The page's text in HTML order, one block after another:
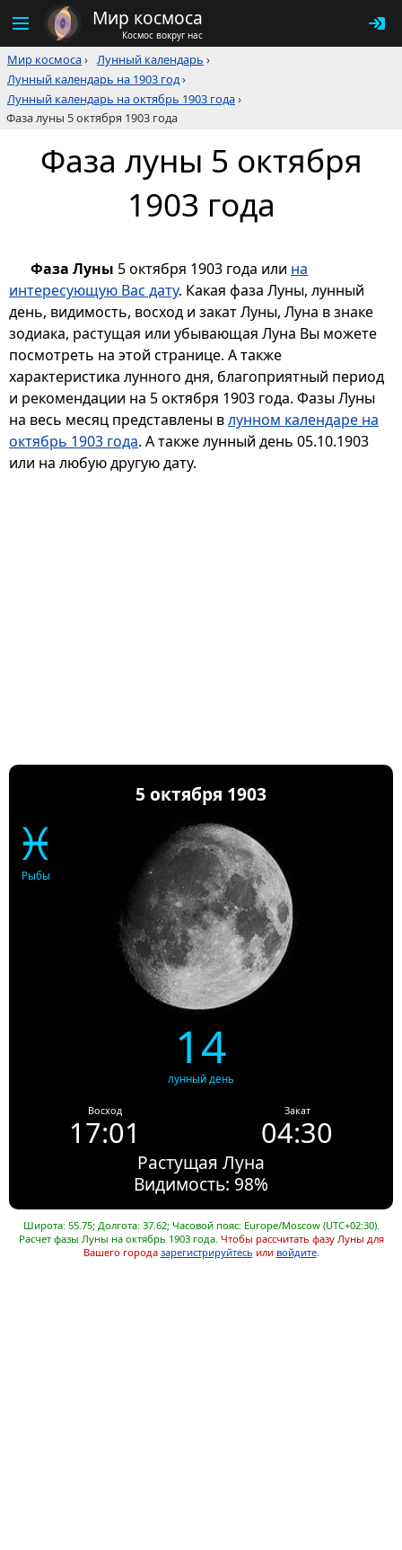
Мир космоса
Космос вокруг нас
Мир космоса› Лунный календарь ›
Лунный календарь на 1903 год›
Лунный календарь на октябрь 1903 года›
Фаза луны 5 октября 1903 года
Фаза луны 5 октября
1903 года
Фаза Луны 5 октября 1903 года или на
интересующую Вас дату. Какая фаза Луны, лунный
день, видимость, восход и закат Луны, Луна в знаке
зодиака, растущая или убывающая Луна Вы можете
посмотреть на этой странице. А также
характеристика лунного дня, благоприятный период
и рекомендации на 5 октября 1903 года. Фазы Луны
на весь месяц представлены влунном календаре на
октябрь 1903 года. А также лунный день 05.10.1903
или на любую другую дату.
5 октября 1903
♓
Рыбы
14
лунный день
Восход
17:01
Закат
04:30
Растущая Луна
Видимость: 98%
Широта: 55.75; Долгота: 37.62; Часовой пояс: Europe/Moscow (UTC+02:30).
Расчет фазы Луны на октябрь 1903 года. Чтобы рассчитать фазу Луны для
Вашего города зарегистрируйтесь или войдите.